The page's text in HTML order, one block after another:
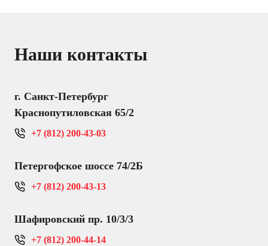
Наши контакты
г. Санкт-Петербург
Краснопутиловская 65/2
+7 (812) 200-43-03
Петергофское шоссе 74/2Б
+7 (812) 200-43-13
Шафировский пр. 10/3/3
+7 (812) 200-44-14